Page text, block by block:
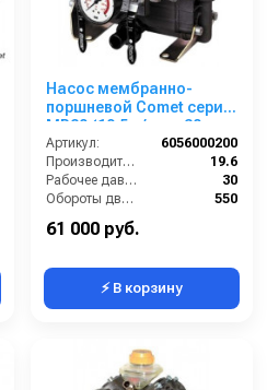
Насос мембранно-
поршневой Comet серия
МР20 (19,5 л/мин; 30
бар)
Артикул:
6056000200
Производительность (л/мин):
19.6
Рабочее давление (бар):
30
Обороты двигателя (об/мин):
550
61 000 руб.
⚡ В корзину